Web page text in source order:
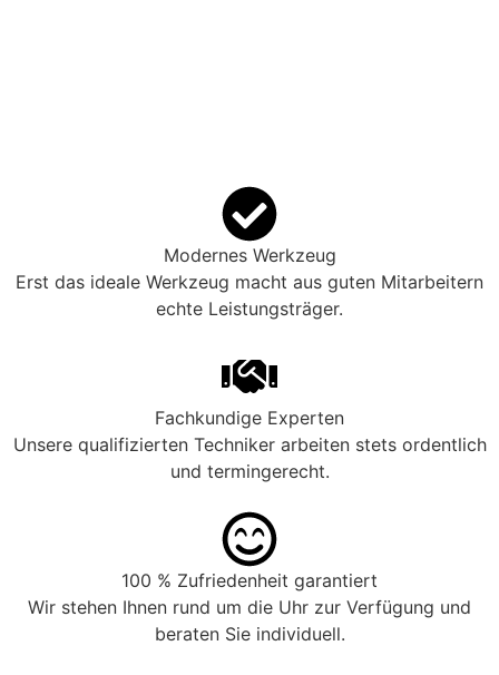
Modernes Werkzeug
Erst das ideale Werkzeug macht aus guten Mitarbeitern
echte Leistungsträger.
Fachkundige Experten
Unsere qualifizierten Techniker arbeiten stets ordentlich
und termingerecht.
100 % Zufriedenheit garantiert
Wir stehen Ihnen rund um die Uhr zur Verfügung und
beraten Sie individuell.